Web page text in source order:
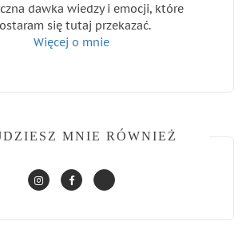
dawka wiedzy i emocji, które
się tutaj przekazać.
Więcej o mnie
MNIE RÓWNIEŻ